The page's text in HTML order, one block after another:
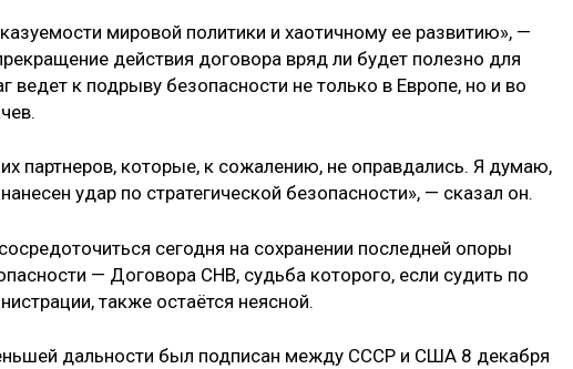
мировой политики и хаотичному ее развитию», —
действия договора вряд ли будет полезно для
ведет к подрыву безопасности не только в Европе, но и во
партнеров, которые, к сожалению, не оправдались. Я думаю,
удар по стратегической безопасности», — сказал он.
сегодня на сохранении последней опоры
— Договора СНВ, судьба которого, если судить по
также остаётся неясной.
дальности был подписан между СССР и США 8 декабря